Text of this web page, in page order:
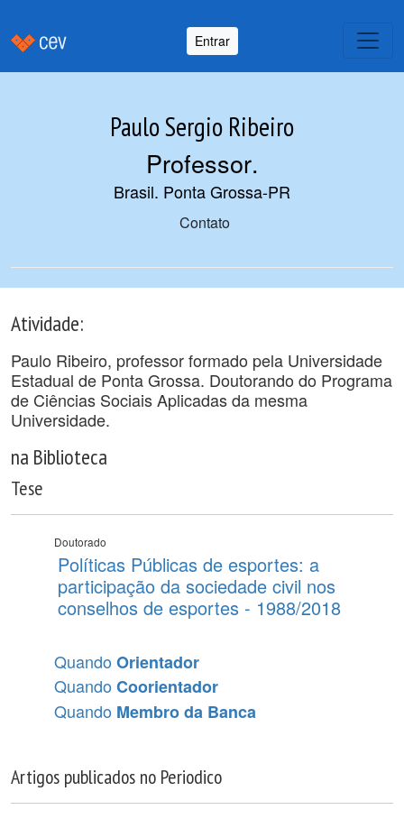
Entrar
Paulo Sergio Ribeiro
Professor.
Brasil. Ponta Grossa-PR
Contato
Atividade:
Paulo Ribeiro, professor formado pela Universidade
Estadual de Ponta Grossa. Doutorando do Programa
de Ciências Sociais Aplicadas da mesma
Universidade.
na Biblioteca
Tese
Doutorado
Políticas Públicas de esportes: a
participação da sociedade civil nos
conselhos de esportes - 1988/2018
Quando Orientador
Quando Coorientador
Quando Membro da Banca
Artigos publicados no Periodico